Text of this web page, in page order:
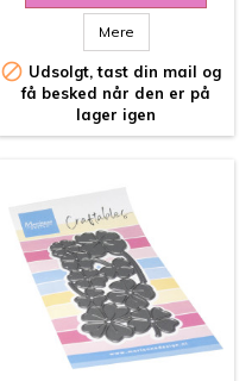
Mere
 Udsolgt, tast din mail og
få besked når den er på
lager igen